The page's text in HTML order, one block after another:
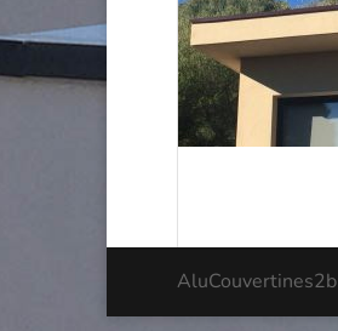
AluCouvertines2b